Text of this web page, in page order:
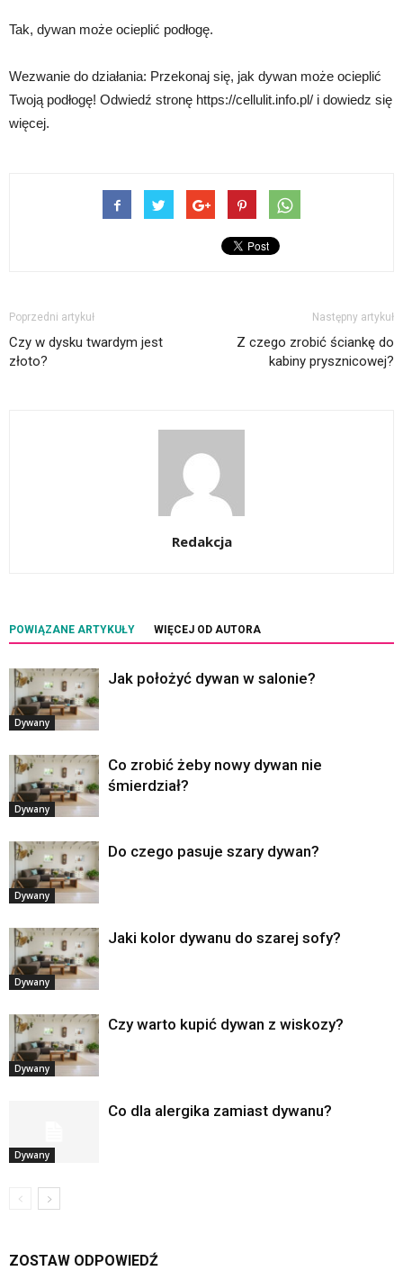
Tak, dywan może ocieplić podłogę.
Wezwanie do działania: Przekonaj się, jak dywan może ocieplić
Twoją podłogę! Odwiedź stronę https://cellulit.info.pl/ i dowiedz się
więcej.
Poprzedni artykuł
Czy w dysku twardym jest
złoto?
Następny artykuł
Z czego zrobić ściankę do
kabiny prysznicowej?
Redakcja
POWIĄZANE ARTYKUŁY WIĘCEJ OD AUTORA
Dywany
Jak położyć dywan w salonie?
Dywany
Co zrobić żeby nowy dywan nie
śmierdział?
Dywany
Do czego pasuje szary dywan?
Dywany
Jaki kolor dywanu do szarej sofy?
Dywany
Czy warto kupić dywan z wiskozy?
Dywany
Co dla alergika zamiast dywanu?
ZOSTAW ODPOWIEDŹ